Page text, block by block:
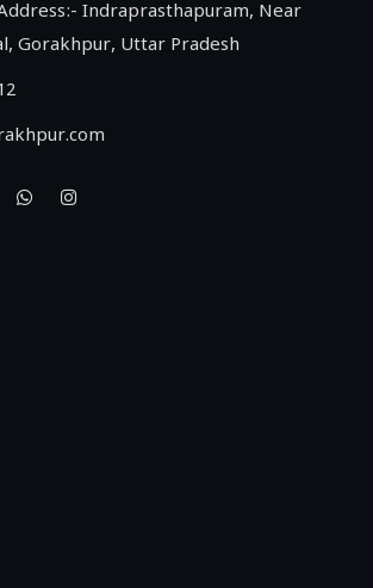
Indraprasthapuram, Near
Gorakhpur, Uttar Pradesh